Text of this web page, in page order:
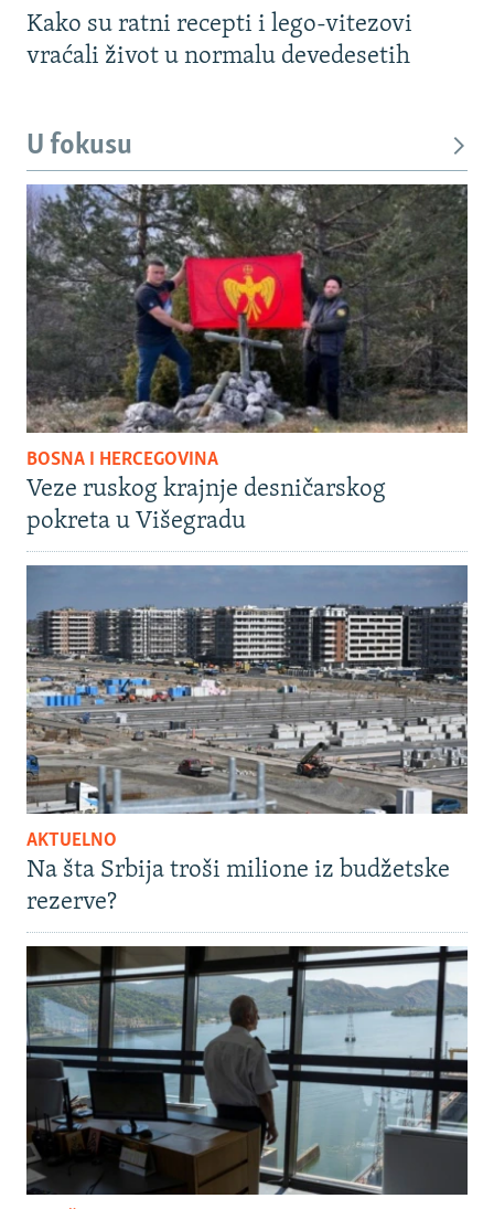
Kako su ratni recepti i lego-vitezovi
vraćali život u normalu devedesetih
U fokusu
BOSNA I HERCEGOVINA
Veze ruskog krajnje desničarskog
pokreta u Višegradu
AKTUELNO
Na šta Srbija troši milione iz budžetske
rezerve?